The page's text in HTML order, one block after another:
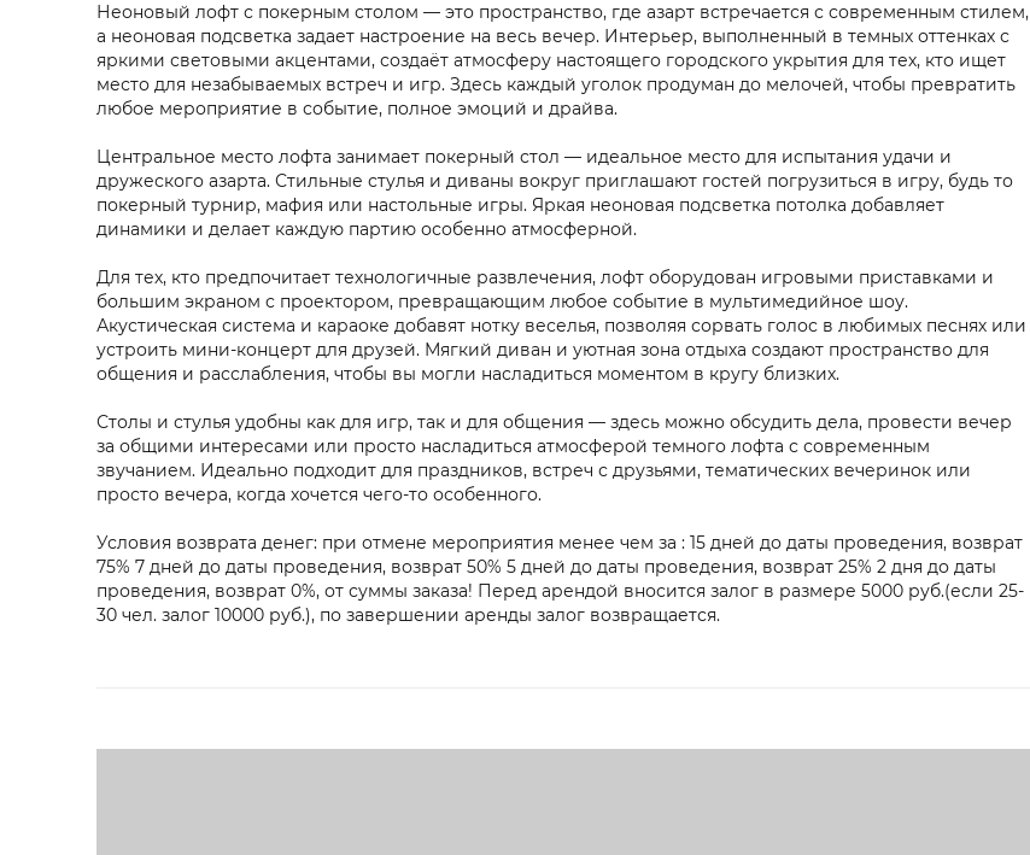
Неоновый лофт с покерным столом — это пространство, где азарт встречается с современным стилем,
а неоновая подсветка задает настроение на весь вечер. Интерьер, выполненный в темных оттенках с
яркими световыми акцентами, создаёт атмосферу настоящего городского укрытия для тех, кто ищет
место для незабываемых встреч и игр. Здесь каждый уголок продуман до мелочей, чтобы превратить
любое мероприятие в событие, полное эмоций и драйва.
Центральное место лофта занимает покерный стол — идеальное место для испытания удачи и
дружеского азарта. Стильные стулья и диваны вокруг приглашают гостей погрузиться в игру, будь то
покерный турнир, мафия или настольные игры. Яркая неоновая подсветка потолка добавляет
динамики и делает каждую партию особенно атмосферной.
Для тех, кто предпочитает технологичные развлечения, лофт оборудован игровыми приставками и
большим экраном с проектором, превращающим любое событие в мультимедийное шоу.
Акустическая система и караоке добавят нотку веселья, позволяя сорвать голос в любимых песнях или
устроить мини-концерт для друзей. Мягкий диван и уютная зона отдыха создают пространство для
общения и расслабления, чтобы вы могли насладиться моментом в кругу близких.
Столы и стулья удобны как для игр, так и для общения — здесь можно обсудить дела, провести вечер
за общими интересами или просто насладиться атмосферой темного лофта с современным
звучанием. Идеально подходит для праздников, встреч с друзьями, тематических вечеринок или
просто вечера, когда хочется чего-то особенного.
Условия возврата денег: при отмене мероприятия менее чем за : 15 дней до даты проведения, возврат
75% 7 дней до даты проведения, возврат 50% 5 дней до даты проведения, возврат 25% 2 дня до даты
проведения, возврат 0%, от суммы заказа! Перед арендой вносится залог в размере 5000 руб.(если 25-
30 чел. залог 10000 руб.), по завершении аренды залог возвращается.